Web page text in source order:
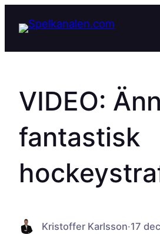
VIDEO:
fantastisk
Kristoffer Karlsson·17